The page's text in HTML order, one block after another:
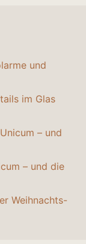
und
im Glas
– und
– und die
Weihnachts-